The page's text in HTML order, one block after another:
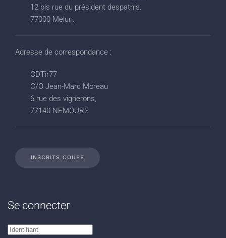
12 bis rue du président despathis.
77000 Melun.
Adresse de correspondance :
CDTir77
C/O Jean-Marc Moreau
6 rue des vignerons,
77140 NEMOURS
INSCRITS COUPE
Se connecter